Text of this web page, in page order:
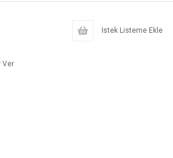
İstek Listeme Ekle
Ver